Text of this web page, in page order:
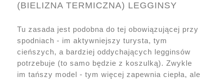
(BIELIZNA TERMICZNA) LEGGINSY
Tu zasada jest podobna do tej obowiązującej przy
spodniach - im aktywniejszy turysta, tym
cieńszych, a bardziej oddychających legginsów
potrzebuje (to samo będzie z koszulką). Zwykle
im tańszy model - tym więcej zapewnia ciepła, ale